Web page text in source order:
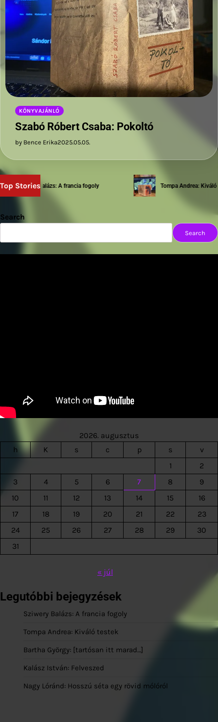
KÖNYVAJÁNLÓ
Szabó Róbert Csaba: Pokoltó
by Bence Erika2025.05.05.
Top Stories
Sziwery Balázs: A francia fogoly Tompa Andrea: Kiváló
Search
Search
2026. augusztus
h
K s c p s
v
1
2
3
4 5 6 7 8
9
10
11 12 13 14 15
16
17
18 19 20 21 22
23
24
25 26 27 28 29
30
31
« júl
Legutóbbi bejegyzések
Sziwery Balázs: A francia fogoly
Tompa Andrea: Kiváló testek
Bartha György: [tartósan itt marad…]
Kalász István: Felveszed
Nagy Lóránd: Hosszú séta egy rövid mólóról